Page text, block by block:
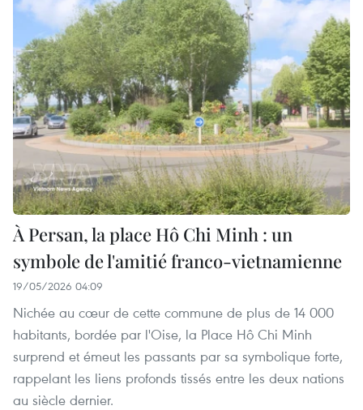
À Persan, la place Hô Chi Minh : un
symbole de l'amitié franco-vietnamienne
19/05/2026 04:09
Nichée au cœur de cette commune de plus de 14 000
habitants, bordée par l'Oise, la Place Hô Chi Minh
surprend et émeut les passants par sa symbolique forte,
rappelant les liens profonds tissés entre les deux nations
au siècle dernier.